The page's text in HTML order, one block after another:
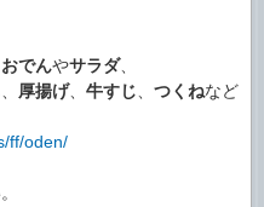
おでんやサラダ、
厚揚げ、 牛すじ つくねなど
ff/oden/